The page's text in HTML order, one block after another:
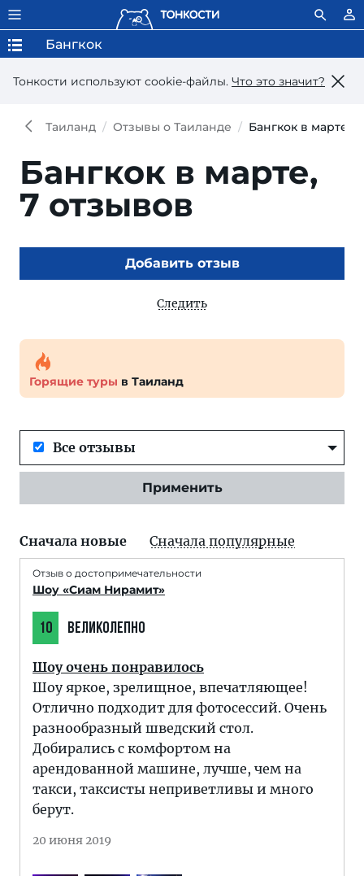
Тонкости используют сookie-файлы. Что это значит?
Бангкок
Таиланд Отзывы о Таиланде Бангкок в марте
Бангкок в марте,
7 отзывов
Добавить отзыв
Следить
Горящие туры в Таиланд
Все отзывы
Применить
Сначала новые Сначала популярные
Отзыв о достопримечательности
Шоу «Сиам Нирамит»
10 ВЕЛИКОЛЕПНО
Шоу очень понравилось
Шоу яркое, зрелищное, впечатляющее!
Отлично подходит для фотосессий. Очень
разнообразный шведский стол.
Добирались с комфортом на
арендованной машине, лучше, чем на
такси, таксисты неприветливы и много
берут.
20 июня 2019